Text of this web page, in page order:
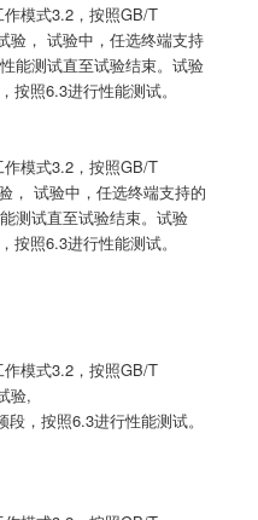
模式3.2，按照GB/T
验， 试验中，任选终端支持
能测试直至试验结束。试验
按照6.3进行性能测试。
模式3.2，按照GB/T
， 试验中，任选终端支持的
测试直至试验结束。试验
按照6.3进行性能测试。
模式3.2，按照GB/T
验,
，按照6.3进行性能测试。